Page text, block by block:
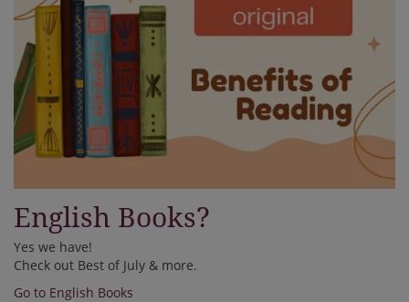
English Books?
Yes we have!
Check out Best of July & more.
Go to English Books